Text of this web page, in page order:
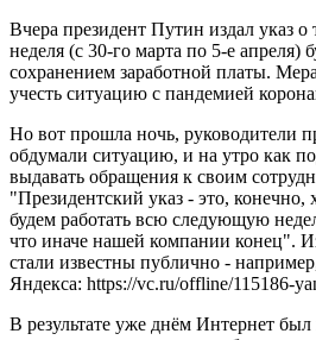
Вчера президент Путин издал указ
неделя (с 30-го марта по 5-е апреля)
сохранением заработной платы.
учесть ситуацию с пандемией
Но вот прошла ночь, руководители
обдумали ситуацию, и на утро как
выдавать обращения к своим
"Президентский указ - это,
будем работать всю следующую
что иначе нашей компании конец".
стали известны публично -
Яндекса: https://vc.ru/offline/115186-
В результате уже днём Интернет